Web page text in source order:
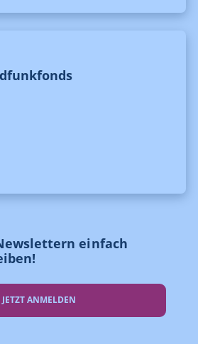
einfach
JETZT ANMELDEN